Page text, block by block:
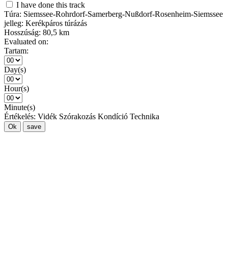
I have done this track
Túra: Siemssee-Rohrdorf-Samerberg-Nußdorf-Rosenheim-Siemssee
jelleg: Kerékpáros túrázás
Hosszúság: 80,5 km
Evaluated on:
Tartam:
Day(s)
Hour(s)
Minute(s)
Értékelés: Vidék Szórakozás Kondíció Technika
Ok save